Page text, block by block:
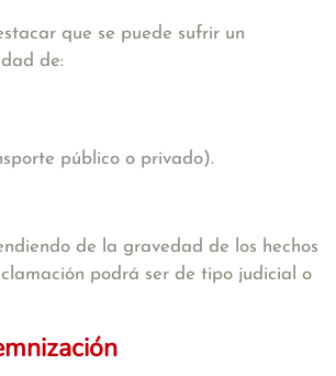
que se puede sufrir un
de:
público o privado).
de la gravedad de los hechos
podrá ser de tipo judicial o